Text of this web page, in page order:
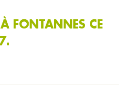
FONTANNES CE